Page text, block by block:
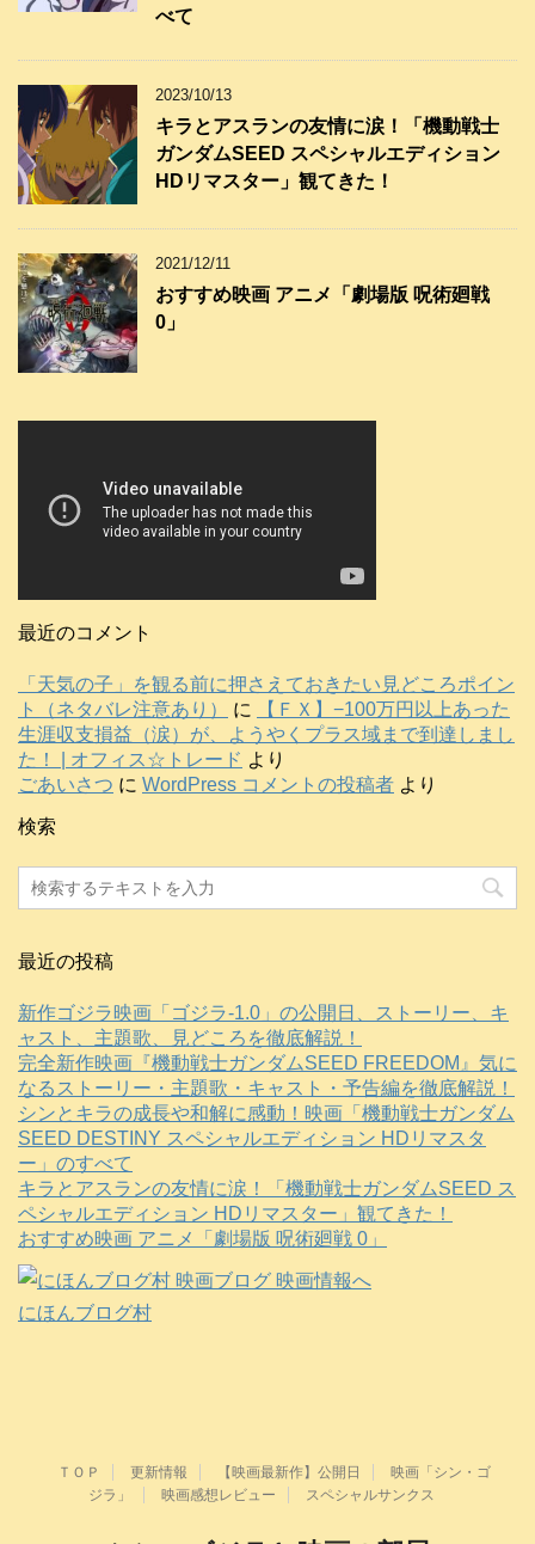
べて
2023/10/13
キラとアスランの友情に涙！「機動戦士
ガンダムSEED スペシャルエディション
HDリマスター」観てきた！
2021/12/11
おすすめ映画 アニメ「劇場版 呪術廻戦
0」
最近のコメント
「天気の子」を観る前に押さえておきたい見どころポイン
ト（ネタバレ注意あり）
に
【ＦＸ】−100万円以上あった
生涯収支損益（涙）が、ようやくプラス域まで到達しまし
た！ | オフィス☆トレード より
ごあいさつ に WordPress コメントの投稿者 より
検索
最近の投稿
新作ゴジラ映画「ゴジラ-1.0」の公開日、ストーリー、キ
ャスト、主題歌、見どころを徹底解説！
完全新作映画『機動戦士ガンダムSEED FREEDOM』気に
なるストーリー・主題歌・キャスト・予告編を徹底解説！
シンとキラの成長や和解に感動！映画「機動戦士ガンダム
SEED DESTINY スペシャルエディション HDリマスタ
ー」のすべて
キラとアスランの友情に涙！「機動戦士ガンダムSEED ス
ペシャルエディション HDリマスター」観てきた！
おすすめ映画 アニメ「劇場版 呪術廻戦 0」
にほんブログ村
ＴＯＰ 更新情報 【映画最新作】公開日
映画「シン・ゴ
ジラ」
映画感想レビュー スペシャルサンクス